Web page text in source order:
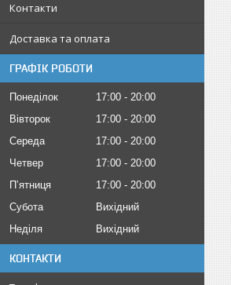
Контакти
Доставка та оплата
ГРАФІК РОБОТИ
Понеділок 17:00
20:00
Вівторок
17:00
20:00
Середа
17:00
20:00
Четвер
17:00
20:00
Пʼятниця
17:00
20:00
Субота
Вихідний
Неділя
Вихідний
КОНТАКТИ